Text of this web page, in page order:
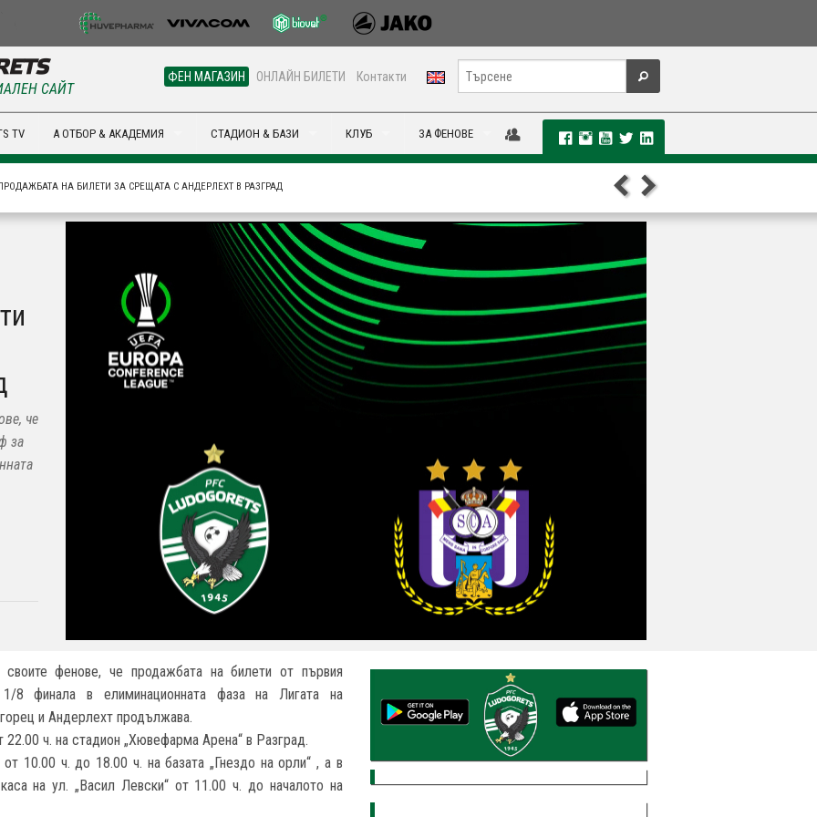
ФЕН МАГАЗИН ОНЛАЙН БИЛЕТИ Контакти
САЙТ
TV А ОТБОР & АКАДЕМИЯ СТАДИОН & БАЗИ КЛУБ ЗА ФЕНОВЕ
НА БИЛЕТИ ЗА СРЕЩАТА С АНДЕРЛЕХТ В РАЗГРАД
че
за
фенове, че продажбата на билети от първия
8 финала в елиминационната фаза на Лигата на
и Андерлехт продължава.
ч. на стадион „Хювефарма Арена“ в Разград.
10.00 ч. до 18.00 ч. на базата „Гнездо на орли“ , а в
на ул. „Васил Левски“ от 11.00 ч. до началото на